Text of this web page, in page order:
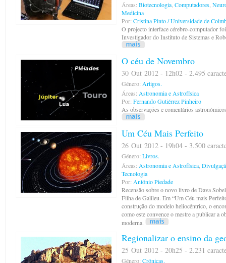
Áreas: Biotecnologia Computadores
Medicina
Por: Cristina Pinto / Universidade de
O projecto interface cérebro-computador
Investigador do Instituto de Sistemas e
O céu de Novembro
30 Out 2012 - 12h02 - 2.495
Género: Artigos.
Áreas: Astronomia e Astrofísica
Por: Fernando Gutiérrez Pinheiro
As observações e comentários
Um Céu Mais Perfeito
26 Out 2012 - 19h04 - 3.500
Género: Livros.
Áreas: Astronomia e Astrofísica
Tecnologia
Por: António Piedade
Recensão sobre o novo livro de Dava
Filha de Galileu. Em “Um Céu mais
construção do modelo heliocêntrico, o
como este convence o mestre a publicar a
moderna.
Regionalizar o ensino da
25 Out 2012 - 20h25 - 2.231
Género: Crónicas.